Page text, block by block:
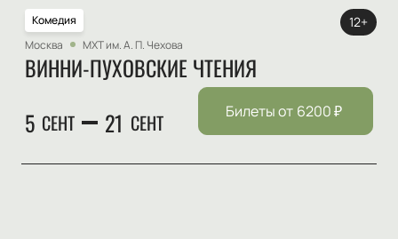
Комедия
Москва
МХТ им. А. П. Чехова
ВИННИ-ПУХОВСКИЕ ЧТЕНИЯ
5 СЕНТ 21 СЕНТ
12+
Билеты от 6200₽